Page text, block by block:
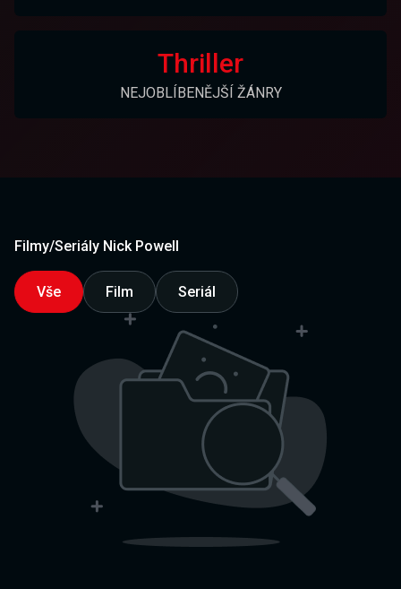
Thriller
NEJOBLÍBENĚJŠÍ ŽÁNRY
Filmy/Seriály Nick Powell
Vše Film Seriál